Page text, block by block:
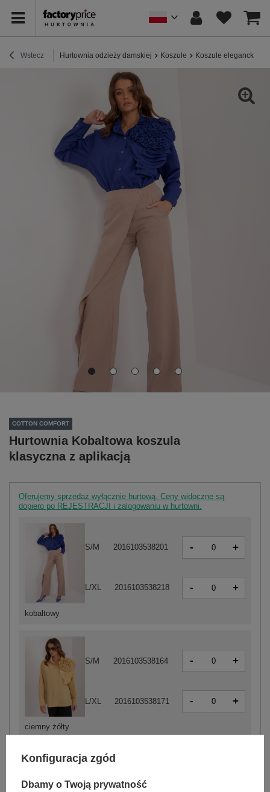
Wstecz Hurtownia odzieży damskiej Koszule Koszule eleganckie
COTTON COMFORT
Hurtownia Kobaltowa koszula
klasyczna z aplikacją
Oferujemy sprzedaż wyłącznie hurtową. Ceny widoczne są
dopiero po REJESTRACJI i zalogowaniu w hurtowni.
kobaltowy
S/M 2016103538201 - +
L/XL 2016103538218 - +
ciemny żółty
S/M 2016103538164 - +
L/XL 2016103538171 - +
Konfiguracja zgód
Dbamy o Twoją prywatność